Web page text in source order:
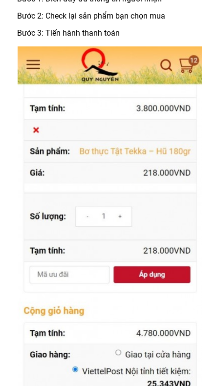
Bước 2: Check lại sản phẩm bạn chọn mua
Bước 3: Tiến hành thanh toán